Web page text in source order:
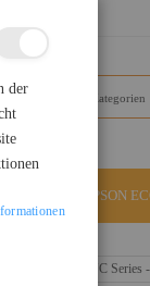
EPSON
- G95NC
der